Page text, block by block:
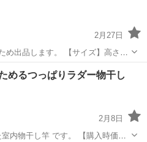
2月27日
め出品します。 【サイズ】高さ
です） 【傷などの状態】とくに
ー付きで動かせること、上に小物
キャスター
めるつっぱりラダー物干し
2月8日
内物干し竿 です。 【購入時価